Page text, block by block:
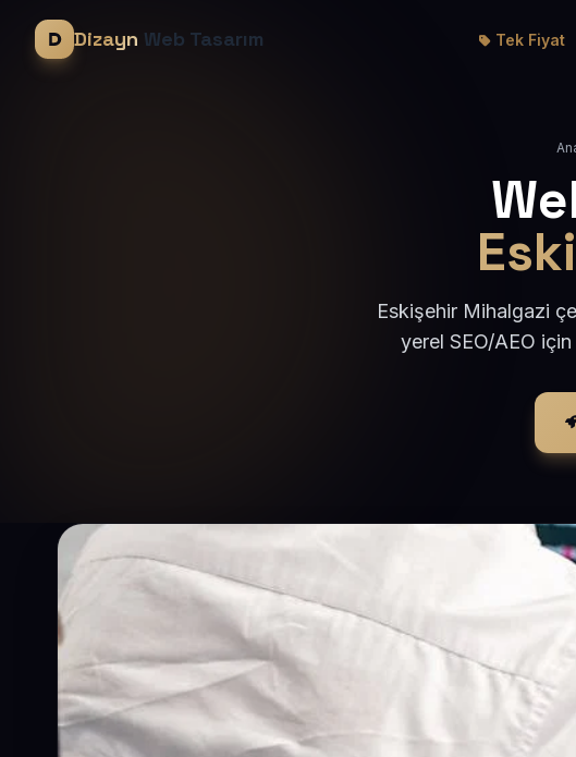
Dizayn Web Tasarım Tek Fiyat
Eskişehir Mihalgazi
yerel SEO/AEO için